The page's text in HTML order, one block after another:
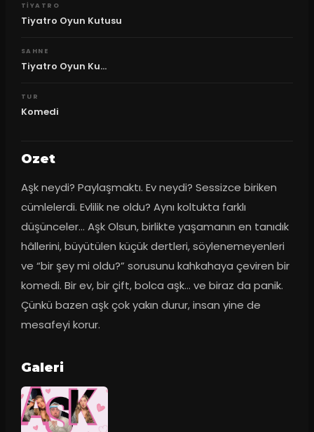
TIYATRO
Tiyatro Oyun Kutusu
SAHNE
Tiyatro Oyun Ku...
TUR
Komedi
Ozet
Aşk neydi? Paylaşmaktı. Ev neydi? Sessizce biriken
cümlelerdi. Evlilik ne oldu? Aynı koltukta farklı
düşünceler… Aşk Olsun, birlikte yaşamanın en tanıdık
hâllerini, büyütülen küçük dertleri, söylenemeyenleri
ve “bir şey mi oldu?” sorusunu kahkahaya çeviren bir
komedi. Bir ev, bir çift, bolca aşk… ve biraz da panik.
Çünkü bazen aşk çok yakın durur, insan yine de
mesafeyi korur.
Galeri